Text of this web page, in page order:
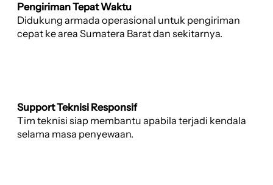
Pengiriman Tepat Waktu
Didukung armada operasional untuk pengiriman
cepat ke area Sumatera Barat dan sekitarnya.
Support Teknisi Responsif
Tim teknisi siap membantu apabila terjadi kendala
selama masa penyewaan.